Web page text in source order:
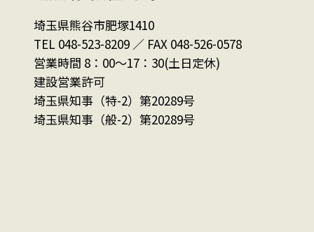
埼玉県熊谷市肥塚1410
TEL 048-523-8209 ／ FAX 048-526-0578
営業時間 8：00～17：30(土日定休)
建設営業許可
埼玉県知事（特-2）第20289号
埼玉県知事（般-2）第20289号